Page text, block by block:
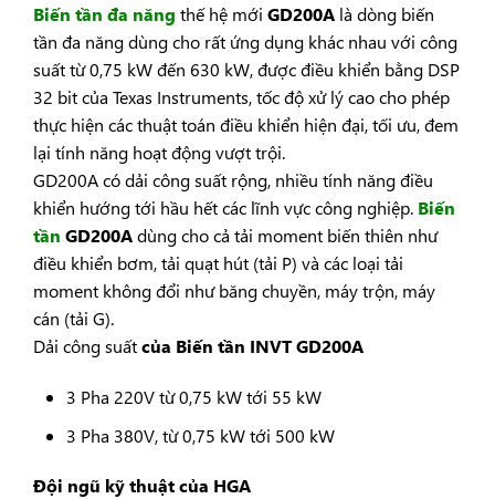
Biến tần đa năng thế hệ mới GD200A là dòng biến
tần đa năng dùng cho rất ứng dụng khác nhau với công
suất từ 0,75 kW đến 630 kW, được điều khiển bằng DSP
32 bit của Texas Instruments, tốc độ xử lý cao cho phép
thực hiện các thuật toán điều khiển hiện đại, tối ưu, đem
lại tính năng hoạt động vượt trội.
GD200A có dải công suất rộng, nhiều tính năng điều
khiển hướng tới hầu hết các lĩnh vực công nghiệp. Biến
tần GD200Adùng cho cả tải moment biến thiên như
điều khiển bơm, tải quạt hút (tải P) và các loại tải
moment không đổi như băng chuyền, máy trộn, máy
cán (tải G).
Dải công suấtcủa Biến tần INVT GD200A
3 Pha 220V từ 0,75 kW tới 55 kW
3 Pha 380V, từ 0,75 kW tới 500 kW
Đội ngũ kỹ thuật của HGA